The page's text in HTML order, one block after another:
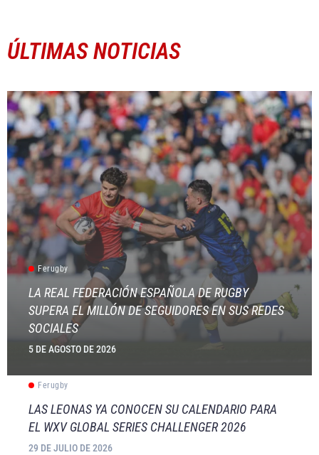
ÚLTIMAS NOTICIAS
Ferugby
LA REAL FEDERACIÓN ESPAÑOLA DE RUGBY
SUPERA EL MILLÓN DE SEGUIDORES EN SUS REDES
SOCIALES
5 DE AGOSTO DE 2026
Ferugby
LAS LEONAS YA CONOCEN SU CALENDARIO PARA
EL WXV GLOBAL SERIES CHALLENGER 2026
29 DE JULIO DE 2026